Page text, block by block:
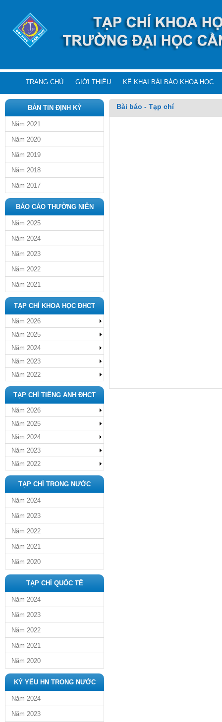
TRANG CHỦ GIỚI THIỆU KÊ KHAI BÀI BÁO KHOA HỌC
BẢN TIN ĐỊNH KỲ
Năm 2021
Năm 2020
Năm 2019
Năm 2018
Năm 2017
BÁO CÁO THƯỜNG NIÊN
Năm 2025
Năm 2024
Năm 2023
Năm 2022
Năm 2021
TẠP CHÍ KHOA HỌC ĐHCT
Năm 2026
Năm 2025
Năm 2024
Năm 2023
Năm 2022
TẠP CHÍ TIẾNG ANH ĐHCT
Năm 2026
Năm 2025
Năm 2024
Năm 2023
Năm 2022
TẠP CHÍ TRONG NƯỚC
Năm 2024
Năm 2023
Năm 2022
Năm 2021
Năm 2020
TẠP CHÍ QUỐC TẾ
Năm 2024
Năm 2023
Năm 2022
Năm 2021
Năm 2020
KỶ YẾU HN TRONG NƯỚC
Năm 2024
Năm 2023
Bài báo - Tạp chí